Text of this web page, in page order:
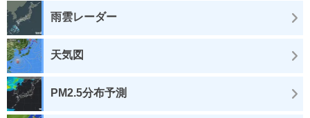
雨雲レーダー
天気図
PM2.5分布予測